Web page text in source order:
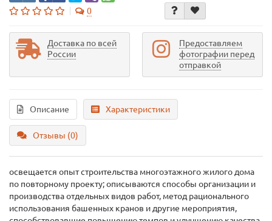
0
Доставка по всей
России
Предоставляем
фотографии перед
отправкой
Описание Характеристики
Отзывы (0)
освещается опыт строительства многоэтажного жилого дома
по повторному проекту; описываются способы организации и
производства отдельных видов работ, метод рационального
использования башенных кранов и другие мероприятия,